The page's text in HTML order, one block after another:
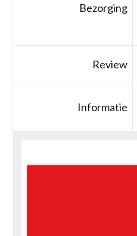
Bezorging
Review
Informatie